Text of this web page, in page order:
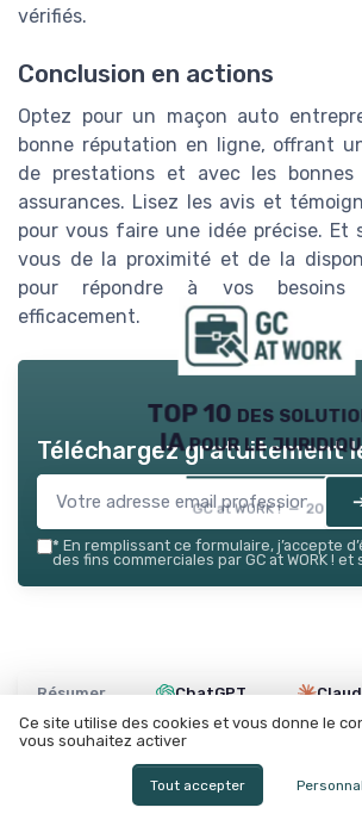
vérifiés.
Conclusion en actions
Optez pour un maçon auto
bonne réputation en ligne, offrant
de prestations et avec les
assurances. Lisez les avis et
pour vous faire une idée précise. Et
vous de la proximité et de la
pour répondre à vos besoins
efficacement.
TOP 10 des
IA pour le
GC at WORK ! — 2026
Téléchargez gratuitement
* En remplissant ce formulaire, j’accepte
des fins commerciales par GC at WORK !
Résumer ChatGPT
Recevez les dernières
GC at WORK !
Ce site utilise des cookies et vous donne le
vous souhaitez activer
Tout accepter